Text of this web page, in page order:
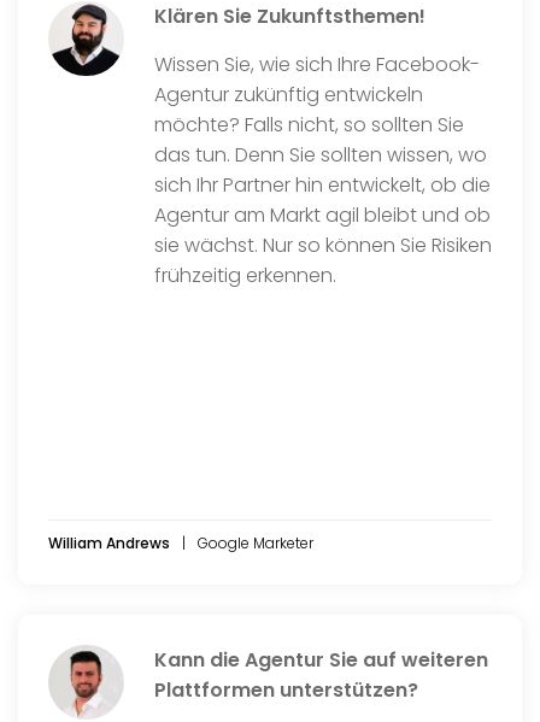
Klären Sie Zukunftsthemen!
Wissen Sie, wie sich Ihre Facebook-
Agentur zukünftig entwickeln
möchte? Falls nicht, so sollten Sie
das tun. Denn Sie sollten wissen, wo
sich Ihr Partner hin entwickelt, ob die
Agentur am Markt agil bleibt und ob
sie wächst. Nur so können Sie Risiken
frühzeitig erkennen.
William Andrews Google Marketer
Kann die Agentur Sie auf weiteren
Plattformen unterstützen?